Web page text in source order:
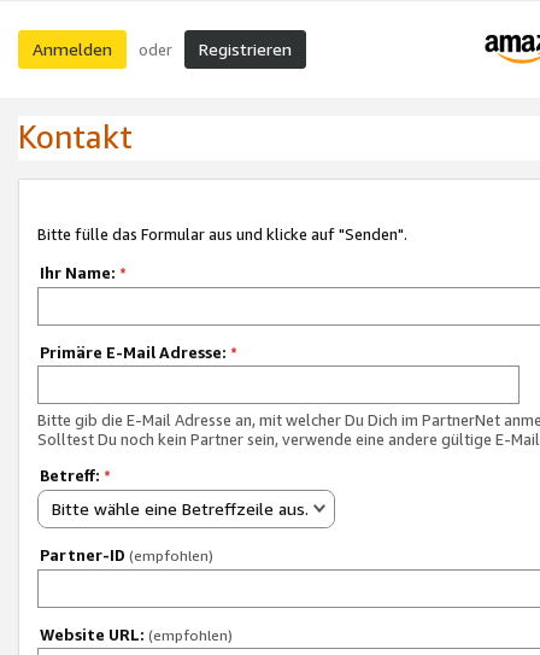
Anmelden oder Registrieren
Kontakt
Bitte fülle das Formular aus und klicke auf "Senden".
Ihr Name: *
Primäre E-Mail Adresse: *
Bitte gib die E-Mail Adresse an, mit welcher Du Dich im PartnerNet
Solltest Du noch kein Partner sein, verwende eine andere gültige E-
Betreff: *
Bitte wähle eine Betreffzeile aus.
Partner-ID (empfohlen)
Website URL: (empfohlen)